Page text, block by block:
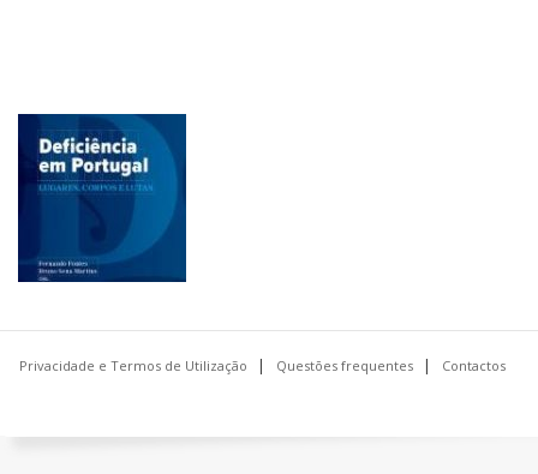
Privacidade e Termos de Utilização Questões frequentes Contactos